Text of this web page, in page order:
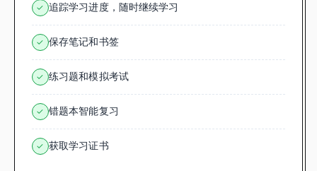
✓ 追踪学习进度，随时继续学习
✓ 保存笔记和书签
✓ 练习题和模拟考试
✓ 错题本智能复习
✓ 获取学习证书